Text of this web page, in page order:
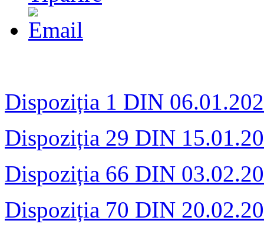
Dispoziția 1 DIN
Dispoziția 29 DIN
Dispoziția 66 DIN
Dispoziția 70 DIN